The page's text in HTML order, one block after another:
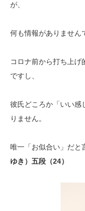
が、
何も情報がありません
コロナ前から打ち上げ
ですし、
彼氏どころか「いい感
りません。
唯一「お似合い」だと
ゆき）五段（24）